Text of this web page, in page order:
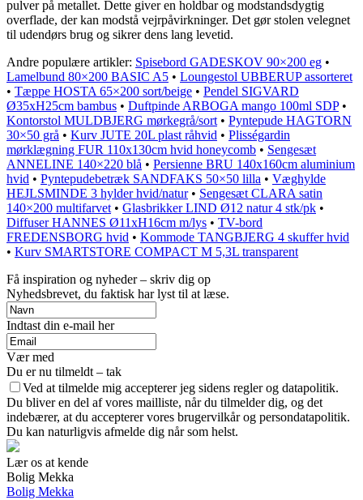
pulver på metallet. Dette giver en holdbar og modstandsdygtig
overflade, der kan modstå vejrpåvirkninger. Det gør stolen velegnet
til udendørs brug og sikrer dens lang levetid.
Andre populære artikler: Spisebord GADESKOV 90×200 eg •
Lamelbund 80×200 BASIC A5 • Loungestol UBBERUP assorteret
• Tæppe HOSTA 65×200 sort/beige • Pendel SIGVARD
Ø35xH25cm bambus • Duftpinde ARBOGA mango 100ml SDP•
Kontorstol MULDBJERG mørkegrå/sort • Pyntepude HAGTORN
30×50 grå • Kurv JUTE 20L plast råhvid • Plisségardin
mørklægning FUR 110x130cm hvid honeycomb • Sengesæt
ANNELINE 140×220 blå • Persienne BRU 140x160cm aluminium
hvid • Pyntepudebetræk SANDFAKS 50×50 lilla • Væghylde
HEJLSMINDE 3 hylder hvid/natur• Sengesæt CLARA satin
140×200 multifarvet • Glasbrikker LIND Ø12 natur 4 stk/pk •
Diffuser HANNES Ø11xH16cm m/lys • TV-bord
FREDENSBORG hvid • Kommode TANGBJERG 4 skuffer hvid
• Kurv SMARTSTORE COMPACT M 5,3L transparent
Få inspiration og nyheder – skriv dig op
Nyhedsbrevet, du faktisk har lyst til at læse.
Indtast din e-mail her
Vær med
Du er nu tilmeldt – tak
Ved at tilmelde mig accepterer jeg sidens regler og datapolitik.
Du bliver en del af vores mailliste, når du tilmelder dig, og det
indebærer, at du accepterer vores brugervilkår og persondatapolitik.
Du kan naturligvis afmelde dig når som helst.
Lær os at kende
Bolig Mekka
Bolig Mekka